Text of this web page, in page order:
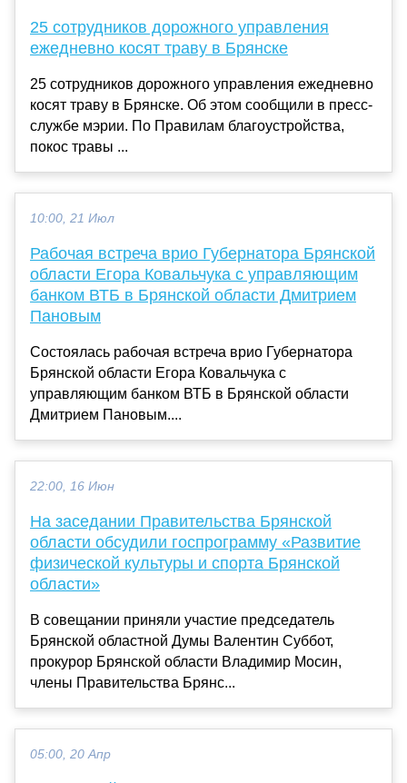
25 сотрудников дорожного управления
ежедневно косят траву в Брянске
25 сотрудников дорожного управления ежедневно
косят траву в Брянске. Об этом сообщили в пресс-
службе мэрии. По Правилам благоустройства,
покос травы ...
10:00, 21 Июл
Рабочая встреча врио Губернатора Брянской
области Егора Ковальчука с управляющим
банком ВТБ в Брянской области Дмитрием
Пановым
Состоялась рабочая встреча врио Губернатора
Брянской области Егора Ковальчука с
управляющим банком ВТБ в Брянской области
Дмитрием Пановым....
22:00, 16 Июн
На заседании Правительства Брянской
области обсудили госпрограмму «Развитие
физической культуры и спорта Брянской
области»
В совещании приняли участие председатель
Брянской областной Думы Валентин Суббот,
прокурор Брянской области Владимир Мосин,
члены Правительства Брянс...
05:00, 20 Апр